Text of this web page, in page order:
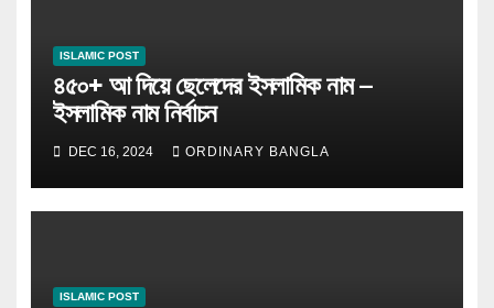
ISLAMIC POST
৪৫০+ আ দিয়ে ছেলেদের ইসলামিক নাম –
ইসলামিক নাম নির্বাচন
DEC 16, 2024 ORDINARY BANGLA
ISLAMIC POST